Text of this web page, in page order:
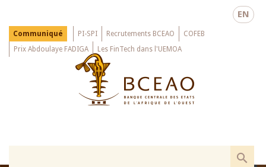
main
EN
Menu
Top
Communiqué PI-SPI Recrutements BCEAO
COFEB
Prix Abdoulaye FADIGA
Les FinTech dans l'UEMOA